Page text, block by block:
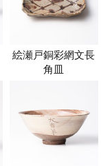
絵瀬戸銅彩網文長
角皿